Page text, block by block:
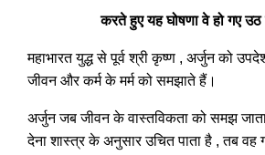
करते हुए यह घोषणा वे हो गए
महाभारत युद्ध से पूर्व श्री कृष्ण , अर्जुन को
जीवन और कर्म के मर्म को समझाते हैं।
अर्जुन जब जीवन के वास्तविकता को समझ
देना शास्त्र के अनुसार उचित पाता है , तब वह